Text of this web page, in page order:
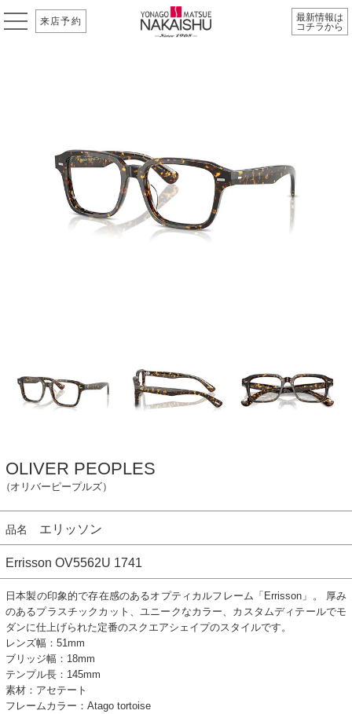
来店予約
最新情報は
コチラから
OLIVER PEOPLES
（オリバーピープルズ）
品名 エリッソン
Errisson OV5562U 1741
日本製の印象的で存在感のあるオプティカルフレーム「Errisson」。 厚み
のあるプラスチックカット、ユニークなカラー、カスタムディテールでモ
ダンに仕上げられた定番のスクエアシェイプのスタイルです。
レンズ幅：51mm
ブリッジ幅：18mm
テンプル長：145mm
素材：アセテート
フレームカラー：Atago tortoise